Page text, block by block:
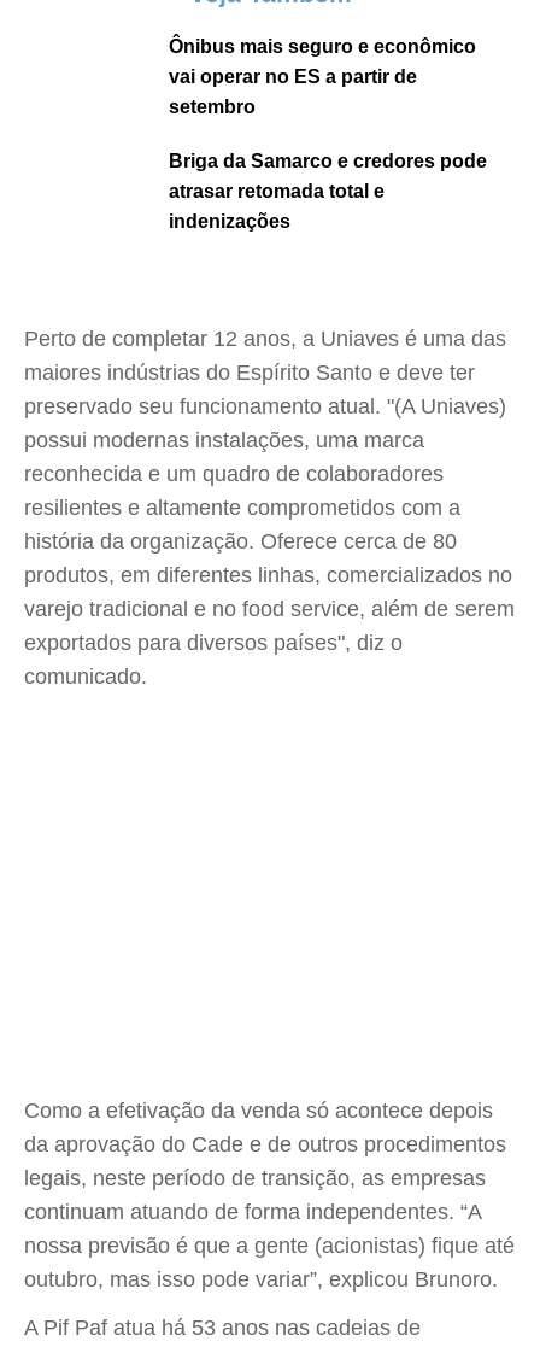
Ônibus mais seguro e econômico
vai operar no ES a partir de
setembro
Briga da Samarco e credores pode
atrasar retomada total e
indenizações
Perto de completar 12 anos, a Uniaves é uma das
maiores indústrias do Espírito Santo e deve ter
preservado seu funcionamento atual. "(A Uniaves)
possui modernas instalações, uma marca
reconhecida e um quadro de colaboradores
resilientes e altamente comprometidos com a
história da organização. Oferece cerca de 80
produtos, em diferentes linhas, comercializados no
varejo tradicional e no food service, além de serem
exportados para diversos países", diz o
comunicado.
Como a efetivação da venda só acontece depois
da aprovação do Cade e de outros procedimentos
legais, neste período de transição, as empresas
continuam atuando de forma independentes. “A
nossa previsão é que a gente (acionistas) fique até
outubro, mas isso pode variar”, explicou Brunoro.
A Pif Paf atua há 53 anos nas cadeias de